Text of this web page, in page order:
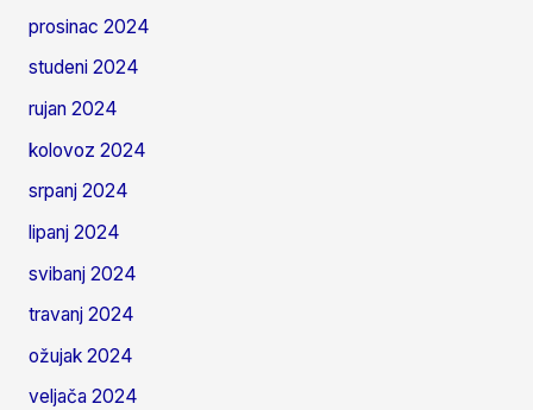
prosinac 2024
studeni 2024
rujan 2024
kolovoz 2024
srpanj 2024
lipanj 2024
svibanj 2024
travanj 2024
ožujak 2024
veljača 2024